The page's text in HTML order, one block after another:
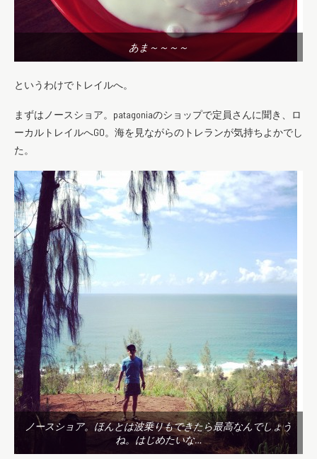
あま～～～～
というわけでトレイルへ。
まずはノースショア。patagoniaのショップで定員さんに聞き、ロ
ーカルトレイルへGO。海を見ながらのトレランが気持ちよかでし
た。
ノースショア。ほんとは波乗りもできたら最高なんでしょう
ね。はじめたいな…